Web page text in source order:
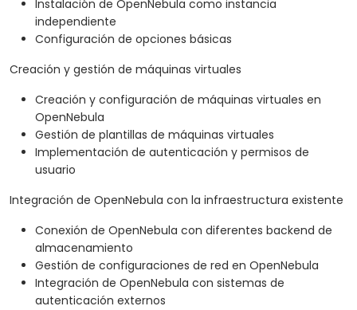
Instalación de OpenNebula como instancia
independiente
Configuración de opciones básicas
Creación y gestión de máquinas virtuales
Creación y configuración de máquinas virtuales en
OpenNebula
Gestión de plantillas de máquinas virtuales
Implementación de autenticación y permisos de
usuario
Integración de OpenNebula con la infraestructura existente
Conexión de OpenNebula con diferentes backend de
almacenamiento
Gestión de configuraciones de red en OpenNebula
Integración de OpenNebula con sistemas de
autenticación externos